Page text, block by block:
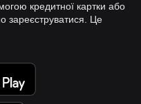
кредитної картки або
зареєструватися. Це